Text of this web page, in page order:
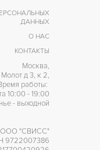
ДАННЫХ
О НАС
КОНТАКТЫ
Москва,
д 3, к 2,
работы:
10:00 - 19:00
- выходной
ООО "СВИСС"
9722007386